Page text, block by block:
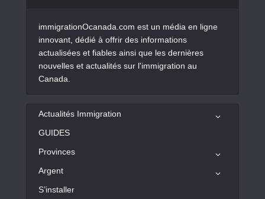
immigrationOcanada.com est un média en ligne
innovant, dédié à offrir des informations
actualisées et fiables ainsi que les dernières
nouvelles et actualités sur l'immigration au
Canada.
Actualités Immigration
GUIDES
Provinces
Argent
S’installer